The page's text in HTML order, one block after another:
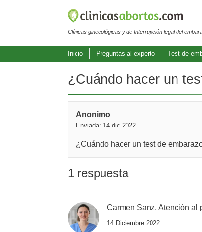
Clínicas ginecológicas y de Interrupción legal del
Inicio Preguntas al experto Test de
¿Cuándo hacer un
Anonimo
Enviada: 14 dic 2022
¿Cuándo hacer un test de
1 respuesta
Carmen Sanz, Atención al
14 Diciembre 2022